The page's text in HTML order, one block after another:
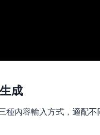
成
內容輸入方式，適配不